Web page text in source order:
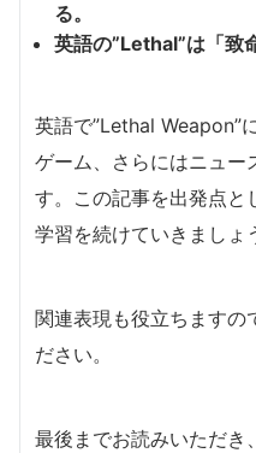
る。
英語の”Lethal”は「致
英語で”Lethal Weapon”
ゲーム、さらにはニュー
す。この記事を出発点と
学習を続けていきましょ
関連表現も役立ちますの
ださい。
最後までお読みいただき